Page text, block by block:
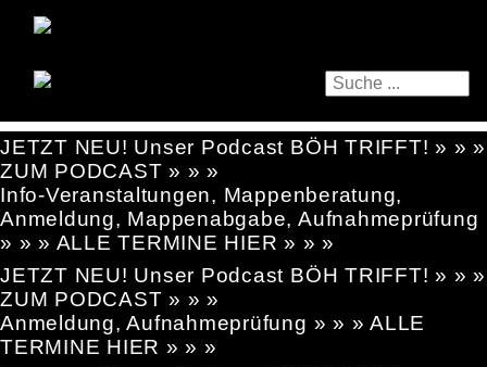
JETZT NEU! Unser Podcast BÖH TRIFFT! » » »
ZUM PODCAST » » »
Info-Veranstaltungen, Mappenberatung,
Anmeldung, Mappenabgabe, Aufnahmeprüfung
» » » ALLE TERMINE HIER » » »
JETZT NEU! Unser Podcast BÖH TRIFFT! » » »
ZUM PODCAST » » »
Anmeldung, Aufnahmeprüfung » » » ALLE
TERMINE HIER » » »